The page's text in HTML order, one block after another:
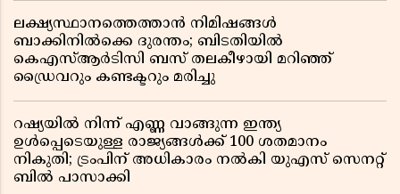
ലക്ഷ്യസ്ഥാനത്തെത്താൻ നിമിഷങ്ങൾ
ബാക്കിനിൽക്കെ ദുരന്തം; ബിടതിയിൽ
കെഎസ്ആർടിസി ബസ് തലകീഴായി മറിഞ്ഞ്
ഡ്രൈവറും കണ്ടക്ടറും മരിച്ചു
റഷ്യയിൽ നിന്ന് എണ്ണ വാങ്ങുന്ന ഇന്ത്യ
ഉൾപ്പെടെയുള്ള രാജ്യങ്ങൾക്ക് 100 ശതമാനം
നികുതി; ട്രംപിന് അധികാരം നൽകി യുഎസ് സെനറ്റ്
ബിൽ പാസാക്കി